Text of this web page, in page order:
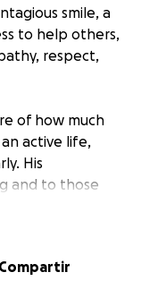
smile, a
to help others,
respect,
of how much
active life,
His
and to those
Today, he
a delicate
Compartir